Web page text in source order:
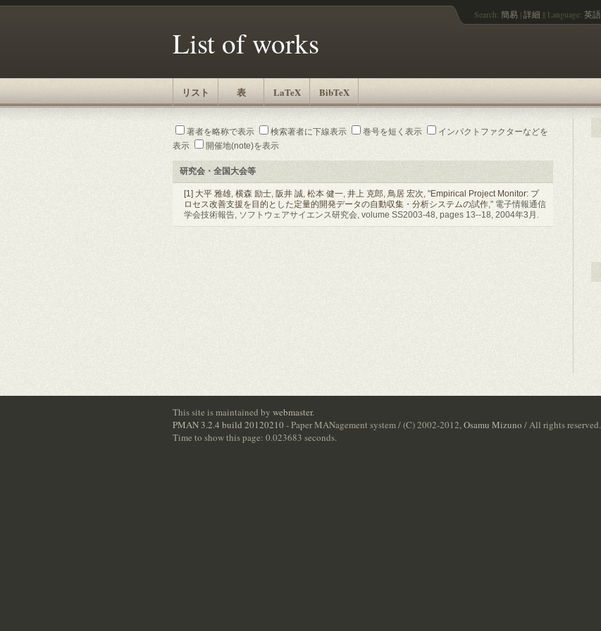
Search: 簡易 | 詳細 || Language: 英語
List of works
リスト 表 LaTeX BibTeX
著者を略称で表示 検索著者に下線表示 巻号を短く表示
インパクトファクターなどを
表示
開催地(note)を表示
研究会・全国大会等
[1] 大平 雅雄, 横森 励士, 阪井 誠, 松本 健一, 井上 克郎, 鳥居 宏次 , "Empirical Project Monitor: プ
ロセス改善支援を目的とした定量的開発データの自動収集・分析システムの試作," 電子情報通信
学会技術報告, ソフトウェアサイエンス研究会, volume SS2003-48, pages 13--18, 2004年3月.
This site is maintained by webmaster.
PMAN 3.2.4 build 20120210 - Paper MANagement system / (C) 2002-2012,Osamu Mizuno / All rights reserved.
Time to show this page: 0.023683 seconds.